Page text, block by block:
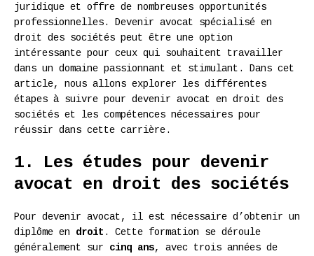
juridique et offre de nombreuses opportunités
professionnelles. Devenir avocat spécialisé en
droit des sociétés peut être une option
intéressante pour ceux qui souhaitent travailler
dans un domaine passionnant et stimulant. Dans cet
article, nous allons explorer les différentes
étapes à suivre pour devenir avocat en droit des
sociétés et les compétences nécessaires pour
réussir dans cette carrière.
1. Les études pour devenir
avocat en droit des sociétés
Pour devenir avocat, il est nécessaire d’obtenir un
diplôme en droit . Cette formation se déroule
généralement sur cinq ans, avec trois années de